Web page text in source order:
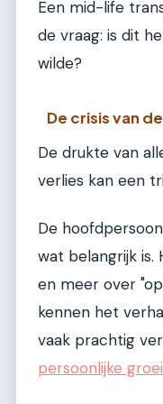
Een mid-life
de vraag: is dit
wilde?
De crisis van
De drukte van
verlies kan een
De
wat belangrijk is.
en meer over
kennen het
vaak prachtig
persoonlijke